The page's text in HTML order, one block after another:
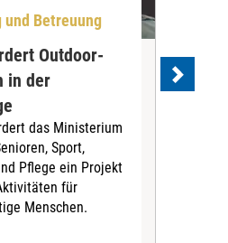
Betreuung
Outdoor-
in der
das Ministerium
Sport,
Pflege ein Projekt
für
Menschen.